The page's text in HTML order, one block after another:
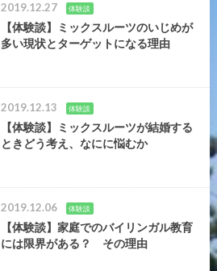
2019.12.27 体験談
【体験談】ミックスルーツのいじめが
多い現状とターゲットになる理由
2019.12.13 体験談
【体験談】ミックスルーツが結婚する
ときどう考え、なにに悩むか
2019.12.06 体験談
【体験談】家庭でのバイリンガル教育
には限界がある？ その理由